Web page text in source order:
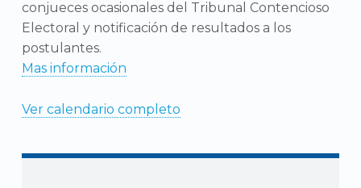
conjueces ocasionales del Tribunal Contencioso
Electoral y notificación de resultados a los
postulantes.
Mas información
Ver calendario completo